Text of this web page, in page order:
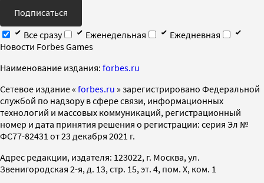
Подписаться
Все сразу
Еженедельная
Ежедневная
Новости Forbes Games
Наименование издания: forbes.ru
Cетевое издание « forbes.ru » зарегистрировано Федеральной
службой по надзору в сфере связи, информационных
технологий и массовых коммуникаций, регистрационный
номер и дата принятия решения о регистрации: серия Эл №
ФС77-82431 от 23 декабря 2021 г.
Адрес редакции, издателя: 123022, г. Москва, ул.
Звенигородская 2-я, д. 13, стр. 15, эт. 4, пом. X, ком. 1